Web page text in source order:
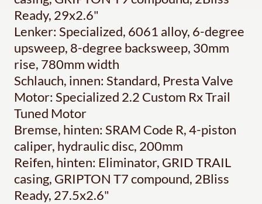
Ready, 29x2.6"
Lenker: Specialized, 6061 alloy, 6-degree
upsweep, 8-degree backsweep, 30mm
rise, 780mm width
Schlauch, innen: Standard, Presta Valve
Motor: Specialized 2.2 Custom Rx Trail
Tuned Motor
Bremse, hinten: SRAM Code R, 4-piston
caliper, hydraulic disc, 200mm
Reifen, hinten: Eliminator, GRID TRAIL
casing, GRIPTON T7 compound, 2Bliss
Ready, 27.5x2.6"